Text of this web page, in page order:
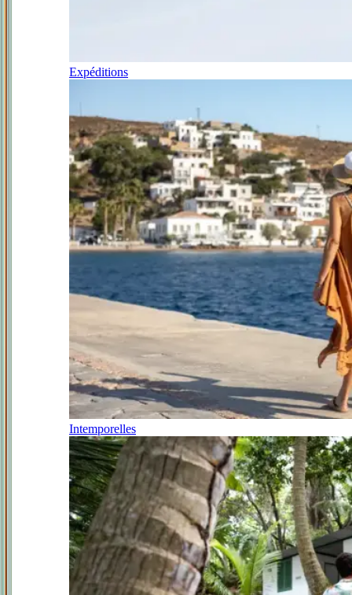
Expéditions
Intemporelles